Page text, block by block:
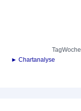
TagWoche
► Chartanalyse